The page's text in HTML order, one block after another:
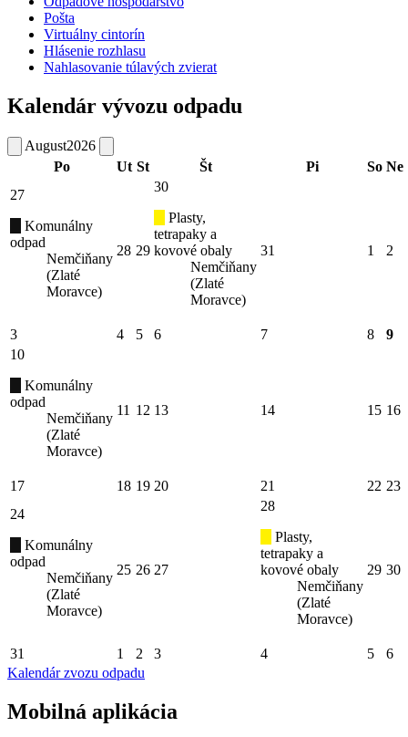
Pošta
Virtuálny cintorín
Hlásenie rozhlasu
Nahlasovanie túlavých zvierat
Kalendár vývozu odpadu
August2026
Po
Ut St Št Pi So Ne
27
Komunálny
odpad
Nemčiňany
(Zlaté
Moravce)
28 29
30
Plasty,
tetrapaky a
kovové obaly
Nemčiňany
(Zlaté
Moravce)
31 1 2
3 4 5 6 7 8
9
10
Komunálny
odpad
Nemčiňany
(Zlaté
Moravce)
11 12 13 14 15 16
17 18 19 20 21 22 23
24
Komunálny
odpad
Nemčiňany
(Zlaté
Moravce)
25 26 27
28
Plasty,
tetrapaky a
kovové obaly
Nemčiňany
(Zlaté
Moravce)
29 30
31 1 2 3 4 5
6
Kalendár zvozu odpadu
Mobilná aplikácia